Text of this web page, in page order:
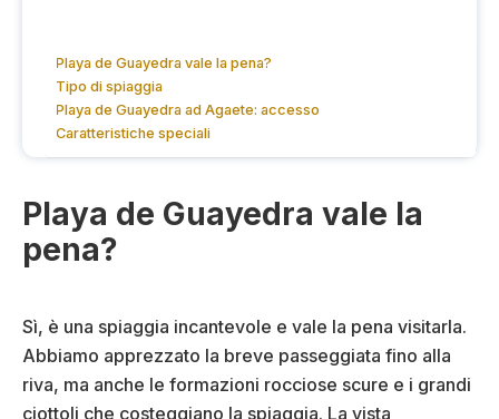
Playa de Guayedra vale la pena?
Tipo di spiaggia
Playa de Guayedra ad Agaete: accesso
Caratteristiche speciali
Playa de Guayedra vale la
pena?
Sì, è una spiaggia incantevole e vale la pena visitarla.
Abbiamo apprezzato la breve passeggiata fino alla
riva, ma anche le formazioni rocciose scure e i grandi
ciottoli che costeggiano la spiaggia. La vista